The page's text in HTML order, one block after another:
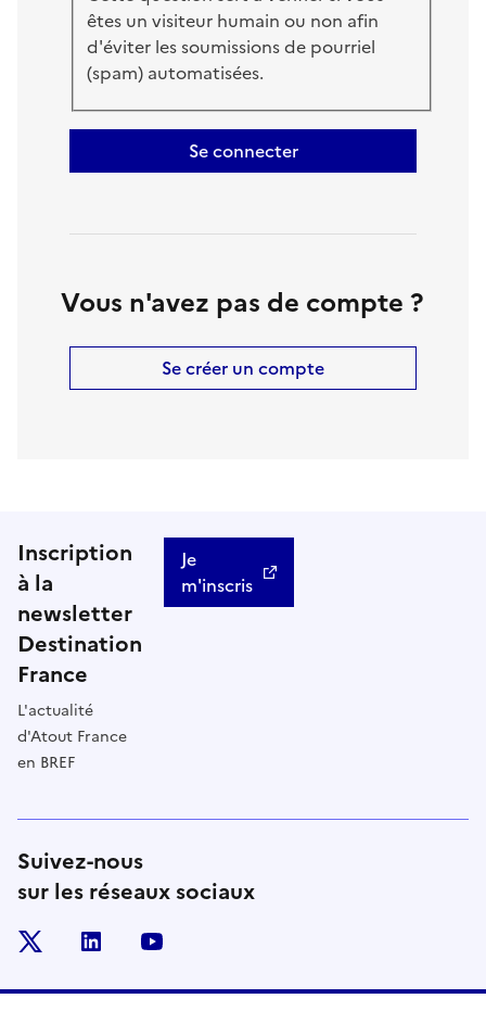
êtes un visiteur humain ou non afin
d'éviter les soumissions de pourriel
(spam) automatisées.
Se connecter
Vous n'avez pas de compte ?
Se créer un compte
Inscription
à la
newsletter
Destination
France
L'actualité
d'Atout France
en BREF
Je
m'inscris
Suivez-nous
sur les réseaux sociaux
linkedin